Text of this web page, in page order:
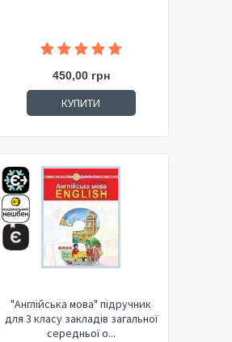
450,00 грн
КУПИТИ
"Англійська мова" підручник
для 3 класу закладів загальної
середньої о...